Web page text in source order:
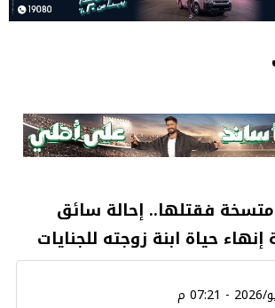
فقتلها.. إحالة سائق
حياة ابنة زوجته للجنايات